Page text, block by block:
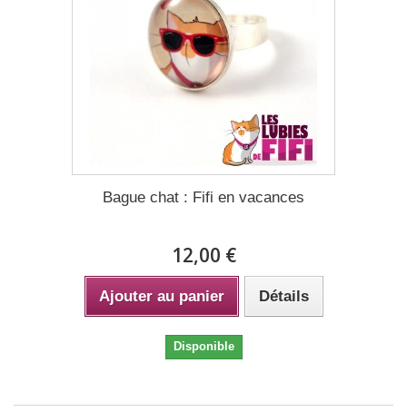
Bague chat : Fifi en vacances
12,00 €
Ajouter au panier Détails
Disponible